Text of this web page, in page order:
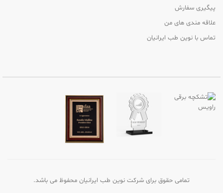
پیگیری سفارش
علاقه مندی های من
تماس با نوین طب ایرانیان
تمامی حقوق برای شرکت نوین طب ایرانیان محفوظ می باشد.